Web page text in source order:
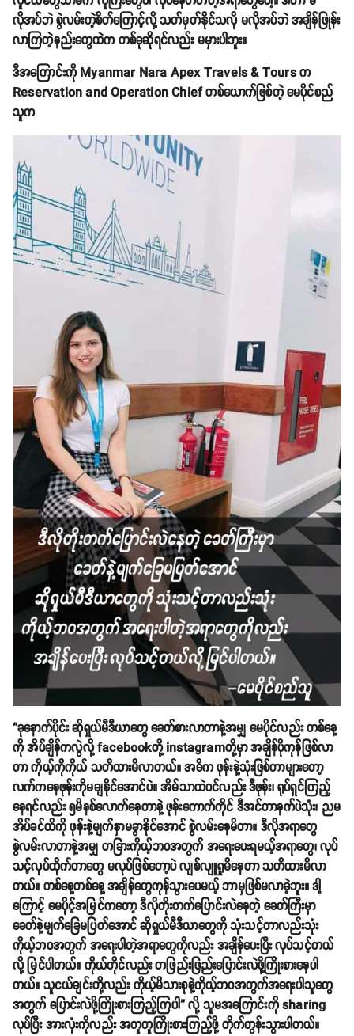
လိုအပ်ဘဲ စွဲလမ်းတဲ့စိတ်ကြောင့်လို့ သတ်မှတ်နိုင်သလို မလိုအပ်ဘဲ အချိန်ဖြုန်း
လာကြတဲ့နည်းတွေထဲက တစ်ခုဆိုရင်လည်း မမှားပါဘူး။
ဒီအကြောင်းကို Myanmar Nara Apex Travels & Tours က
Reservation and Operation Chief တစ်ယောက်ဖြစ်တဲ့ မေပိုင်စည်
သူက
“ခုနောက်ပိုင်း ဆိုရှယ်မီဒီယာတွေ ခေတ်စားလာတာနဲ့အမျှ မေပိုင်လည်း တစ်နေ့
ကို အိပ်ချိန်ကလွဲလို့ facebookတို့ instagramတို့မှာ အချိန်ပိုကုန်ဖြစ်လာ
တာ ကိုယ့်ကိုကိုယ် သတိထားမိလာတယ်။ အဓိက ဖုန်းနဲ့သုံးဖြစ်တာများတော့
လက်ကနေဖုန်းကိုမချနိုင်အောင်ပဲ။ အိမ်သာထဲဝင်လည်း ဒီဖုန်း၊ ရုပ်ရှင်ကြည့်
နေရင်လည်း ၅မိနစ်လောက်နေတာနဲ့ ဖုန်းကောက်ကိုင် ဒီအင်တာနက်ပဲသုံး၊ ညမ
အိပ်ခင်ထိကို ဖုန်းနဲ့မျက်နှာမခွာနိုင်အောင် စွဲလမ်းနေမိတာ။ ဒီလိုအရာတွေ
စွဲလမ်းလာတာနဲ့အမျှ တခြားကိုယ့်ဘဝအတွက် အရေးပေးရမယ့်အရာတွေ၊ လုပ်
သင့်လုပ်ထိုက်တာတွေ မလုပ်ဖြစ်တော့ပဲ လျစ်လျူရှုမိနေတာ သတိထားမိလာ
တယ်။ တစ်နေ့တစ်နေ့ အချိန်တွေကုန်သွားပေမယ့် ဘာမှဖြစ်မလာခဲ့ဘူး။ ဒါ့
ကြောင့် မေပိုင့်အမြင်ကတော့ ဒီလိုတိုးတက်ပြောင်းလဲနေတဲ့ ခေတ်ကြီးမှာ
ခေတ်နဲ့မျက်ခြေမပြတ်အောင် ဆိုရှယ်မီဒီယာတွေကို သုံးသင့်တာလည်းသုံး
ကိုယ့်ဘဝအတွက် အရေးပါတဲ့အရာတွေကိုလည်း အချိန်ပေးပြီး လုပ်သင့်တယ်
လို့ မြင်ပါတယ်။ ကိုယ်တိုင်လည်း တဖြည်းဖြည်းပြောင်းလဲဖို့ကြိုးစားနေပါ
တယ်။ သူငယ်ချင်းတို့လည်း ကိုယ့်မိသားစုနဲ့ကိုယ့်ဘဝအတွက်အရေးပါသူတွေ
အတွက် ပြောင်းလဲဖို့ကြိုးစားကြည့်ကြပါ” လို့ သူမအကြောင်းကို sharing
လုပ်ပြီး အားလုံးကိုလည်း အတူတူကြိုးစားကြည့်ဖို့ တိုက်တွန်းသွားပါတယ်။